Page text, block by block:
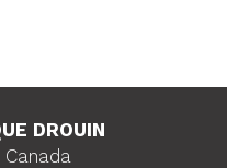
DROUIN
Canada